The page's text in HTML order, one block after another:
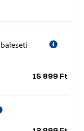
15 899 Ft